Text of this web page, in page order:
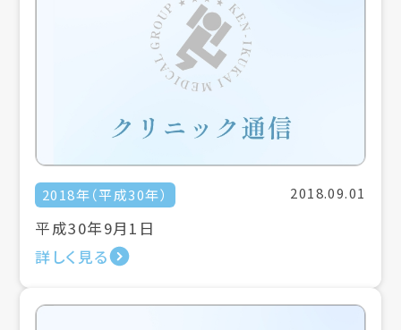
2018年（平成30年） 2018.09.01
平成30年9月1日
詳しく見る